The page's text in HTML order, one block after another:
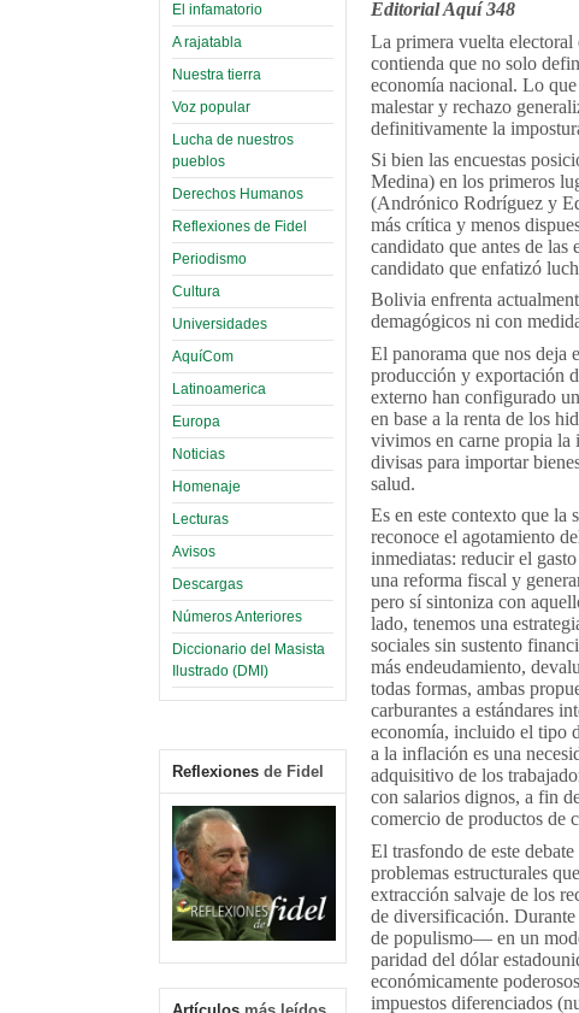
El infamatorio
A rajatabla
Nuestra tierra
Voz popular
Lucha de nuestros
pueblos
Derechos Humanos
Reflexiones de Fidel
Periodismo
Cultura
Universidades
AquíCom
Latinoamerica
Europa
Noticias
Homenaje
Lecturas
Avisos
Descargas
Números Anteriores
Diccionario del Masista
Ilustrado (DMI)
Reflexiones de Fidel
Editorial Aquí 348
La primera vuelta
contienda que no solo
economía nacional. Lo
malestar y rechazo
definitivamente la
Si bien las encuestas
Medina) en los primeros
(Andrónico Rodríguez y
más crítica y menos
candidato que antes de las
candidato que enfatizó
Bolivia enfrenta
demagógicos ni con
El panorama que nos deja
producción y exportación
externo han configurado
en base a la renta de los
vivimos en carne propia la
divisas para importar
salud.
Es en este contexto que la
reconoce el agotamiento
inmediatas: reducir el
una reforma fiscal y
pero sí sintoniza con
lado, tenemos una
sociales sin sustento
más endeudamiento,
todas formas, ambas
carburantes a estándares
economía, incluido el tipo
a la inflación es una
adquisitivo de los
con salarios dignos, a fin
comercio de productos de
El trasfondo de este
problemas estructurales
extracción salvaje de los
de diversificación.
de populismo— en un
paridad del dólar
económicamente
impuestos diferenciados